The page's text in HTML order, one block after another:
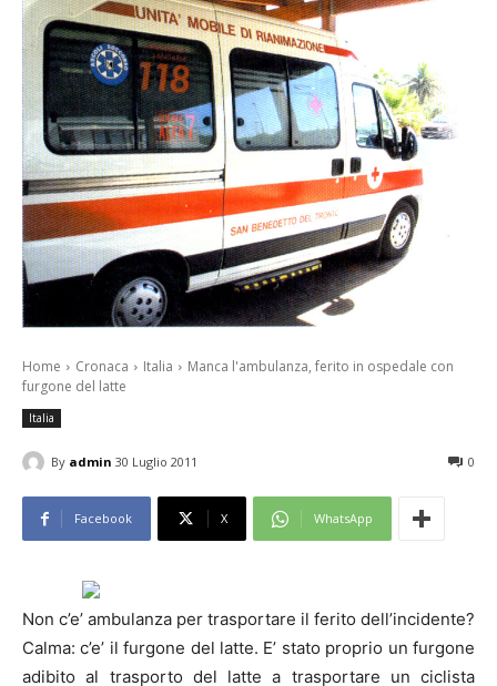
Home Cronaca Italia
Manca l'ambulanza, ferito in ospedale con
furgone del latte
Italia
By admin 30 Luglio 2011 0
Facebook X WhatsApp
Non c’e’ ambulanza per trasportare il ferito dell’incidente?
Calma: c’e’ il furgone del latte. E’ stato proprio un furgone
adibito al trasporto del latte a trasportare un ciclista